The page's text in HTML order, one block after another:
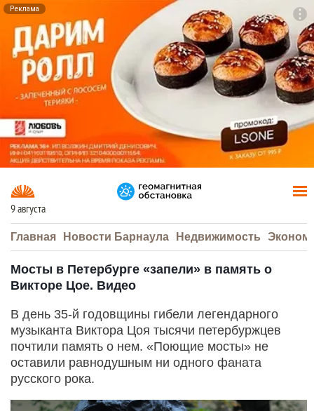
Реклама
9 августа
Главная Новости Барнаула Недвижимость
Мосты в Петербурге «запели» в память о
Викторе Цое. Видео
В день 35-й годовщины гибели легендарного
музыканта Виктора Цоя тысячи петербуржцев
почтили память о нем. «Поющие мосты» не
оставили равнодушным ни одного фаната
русского рока.